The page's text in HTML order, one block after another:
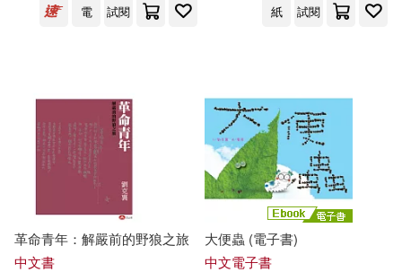
電
試閱
紙
試閱
革命青年：解嚴前的野狼之旅
中文書
大便蟲 (電子書)
中文電子書